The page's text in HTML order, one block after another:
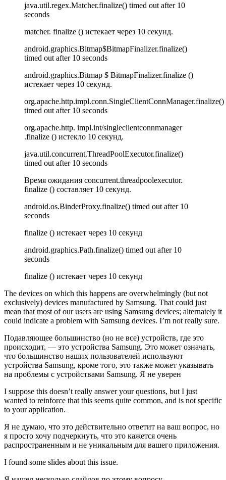
java.util.regex.Matcher.finalize() timed out after 10
seconds
matcher. finalize () истекает через 10 секунд.
android.graphics.Bitmap$BitmapFinalizer.finalize()
timed out after 10 seconds
android.graphics.Bitmap $ BitmapFinalizer.finalize ()
истекает через 10 секунд.
org.apache.http.impl.conn.SingleClientConnManager.finalize()
timed out after 10 seconds
org.apache.http. impl.int/singleclientconnmanager
.finalize () истекло 10 секунд.
java.util.concurrent.ThreadPoolExecutor.finalize()
timed out after 10 seconds
Время ожидания concurrent.threadpoolexecutor.
finalize () составляет 10 секунд.
android.os.BinderProxy.finalize() timed out after 10
seconds
finalize () истекает через 10 секунд
android.graphics.Path.finalize() timed out after 10
seconds
finalize () истекает через 10 секунд
The devices on which this happens are overwhelmingly (but not
exclusively) devices manufactured by Samsung. That could just
mean that most of our users are using Samsung devices; alternately it
could indicate a problem with Samsung devices. I’m not really sure.
Подавляющее большинство (но не все) устройств, где это
происходит, — это устройства Samsung. Это может означать,
что большинство наших пользователей используют
устройства Samsung, кроме того, это также может указывать
на проблемы с устройствами Samsung. Я не уверен
I suppose this doesn’t really answer your questions, but I just
wanted to reinforce that this seems quite common, and is not specific
to your application.
Я не думаю, что это действительно ответит на ваш вопрос, но
я просто хочу подчеркнуть, что это кажется очень
распространенным и не уникальным для вашего приложения.
I found some slides about this issue.